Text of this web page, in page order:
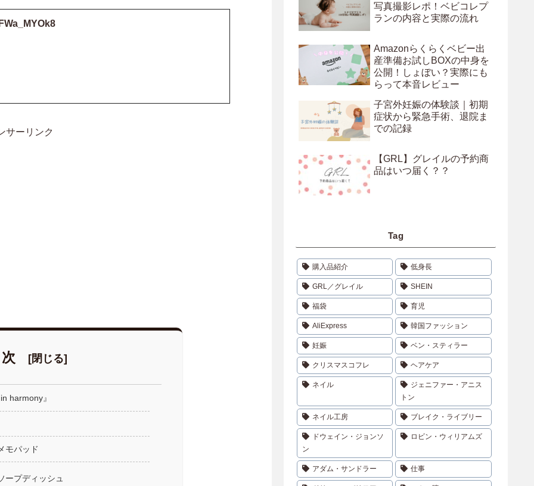
サーリンク
harmony』
モパッド
プディッシュ
写真撮影レポ！ベビコレプ
ランの内容と実際の流れ
Amazonらくらくベビー出
産準備お試しBOXの中身を
公開！しょぼい？実際にも
らって本音レビュー
子宮外妊娠の体験談｜初期
症状から緊急手術、退院ま
での記録
【GRL】グレイルの予約商
品はいつ届く？？
Tag
購入品紹介 低身長
GRL／グレイル SHEIN
福袋 育児
AliExpress 韓国ファッション
妊娠 ベン・スティラー
クリスマスコフレ ヘアケア
ネイル
ジェニファー・アニス
トン
ネイル工房 ブレイク・ライブリー
ドウェイン・ジョンソ
ン
ロビン・ウィリアムズ
アダム・サンドラー 仕事